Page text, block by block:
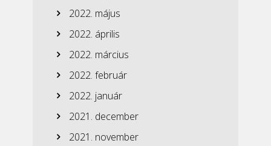
2022. május
2022. április
2022. március
2022. február
2022. január
2021. december
2021. november